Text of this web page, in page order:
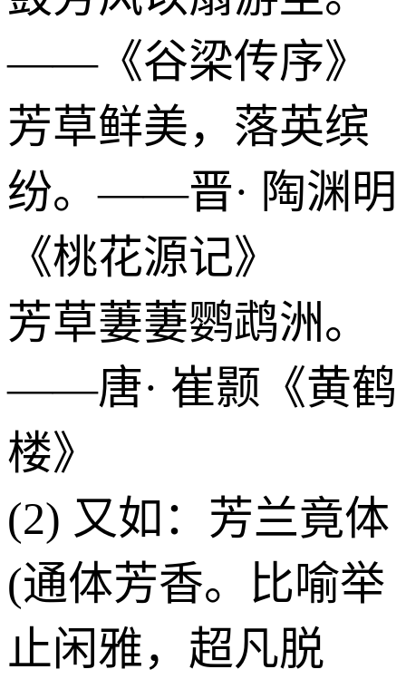
——《谷梁传序》
芳草鲜美，落英缤
纷。——晋· 陶渊明
《桃花源记》
芳草萋萋鹦鹉洲。
——唐· 崔颢《黄鹤
楼》
(2) 又如：芳兰竟体
(通体芳香。比喻举
止闲雅，超凡脱